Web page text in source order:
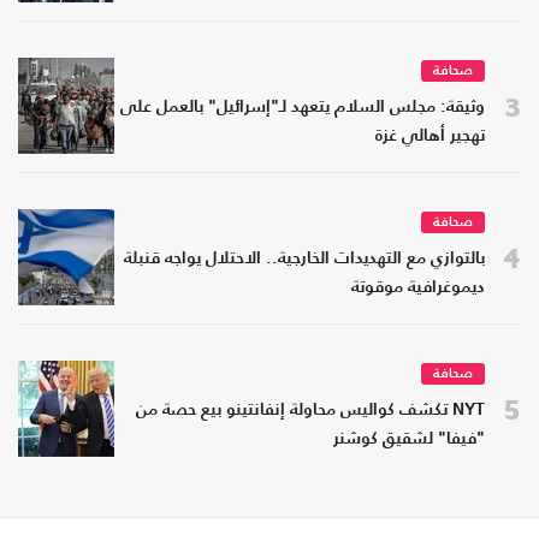
3
صحافة
وثيقة: مجلس السلام يتعهد لـ"إسرائيل" بالعمل على
تهجير أهالي غزة
4
صحافة
بالتوازي مع التهديدات الخارجية.. الاحتلال يواجه قنبلة
ديموغرافية موقوتة
5
صحافة
NYT تكشف كواليس محاولة إنفانتينو بيع حصة من
"فيفا" لشقيق كوشنر